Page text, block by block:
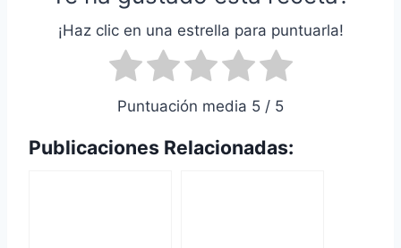
¡Haz clic en una estrella para puntuarla!
Puntuación media 5 / 5
Publicaciones Relacionadas: